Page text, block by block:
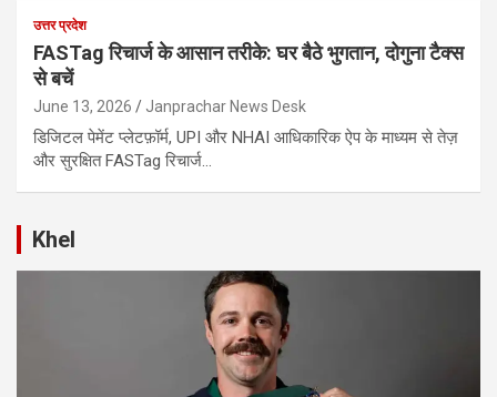
उत्तर प्रदेश
FASTag रिचार्ज के आसान तरीके: घर बैठे भुगतान, दोगुना टैक्स
से बचें
June 13, 2026 Janprachar News Desk
डिजिटल पेमेंट प्लेटफ़ॉर्म, UPI और NHAI आधिकारिक ऐप के माध्यम से तेज़
और सुरक्षित FASTag रिचार्ज…
Khel